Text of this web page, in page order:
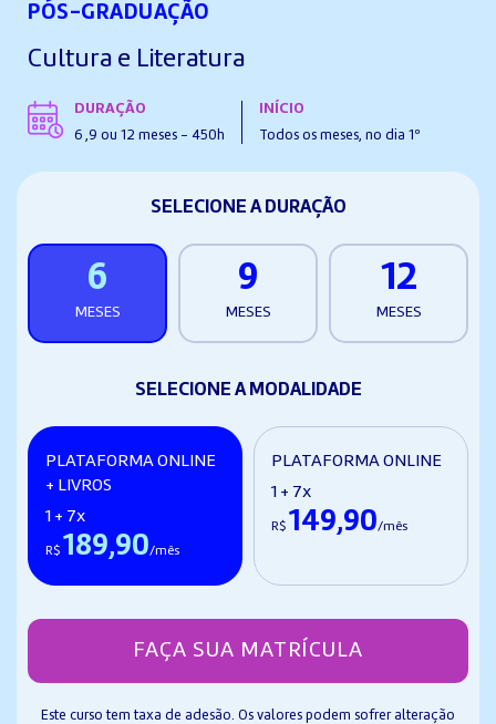
PÓS-GRADUAÇÃO
Cultura e Literatura
DURAÇÃO
6 ,9 ou 12 meses - 450h
INÍCIO
Todos os meses, no dia 1º
SELECIONE A DURAÇÃO
6
MESES
9
MESES
12
MESES
SELECIONE A MODALIDADE
PLATAFORMA ONLINE
+ LIVROS
1 + 7x
R$ 189,90/mês
PLATAFORMA ONLINE
1 + 7x
R$ 149,90/mês
FAÇA SUA MATRÍCULA
Este curso tem taxa de adesão. Os valores podem sofrer alteração